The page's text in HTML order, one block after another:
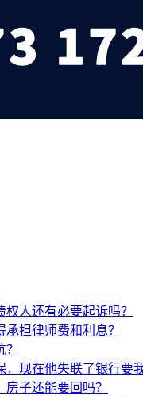
人还有必要起诉吗？
担律师费和利息？
现在他失联了银行要
子还能要回吗？